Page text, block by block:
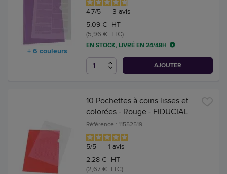
+ 6 couleurs
4.7/5 - 3 avis
5,09 € HT
(5,96 € TTC)
EN STOCK, LIVRÉ EN 24/48H
AJOUTER
10 Pochettes à coins lisses et
colorées - Rouge - FIDUCIAL
Référence : 11552519
5/5 - 1 avis
2,28 € HT
(2,67 € TTC)